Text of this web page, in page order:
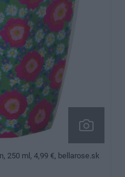
250 ml, 4,99 €, bellarose.sk